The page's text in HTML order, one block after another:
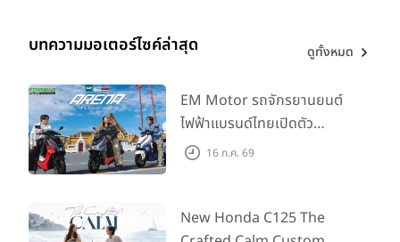
บทความมอเตอร์ไซค์ล่าสุด ดูทั้งหมด
EM Motor รถจักรยานยนต์
ไฟฟ้าแบรนด์ไทยเปิดตัว
ARENA ที่มาในราคาพิเศษ
555 คันแรกรับฟรี Adapter
16 ก.ค. 69
New Honda C125 The